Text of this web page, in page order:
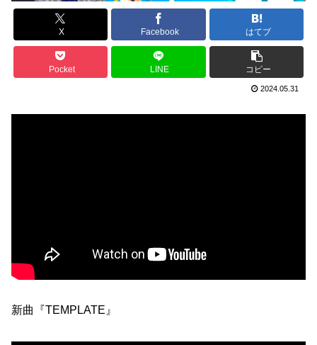
X Facebook はてブ
Pocket LINE コピー
2024.05.31
新曲『TEMPLATE』